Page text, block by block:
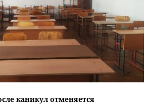
каникул отменяется